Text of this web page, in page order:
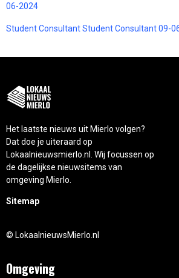
06-2024
Student Consultant Student Consultant 09-
Het laatste nieuws uit Mierlo volgen?
Dat doe je uiteraard op
Lokaalnieuwsmierlo.nl. Wij focussen op
de dagelijkse nieuwsitems van
omgeving Mierlo.
Sitemap
© LokaalnieuwsMierlo.nl
Omgeving